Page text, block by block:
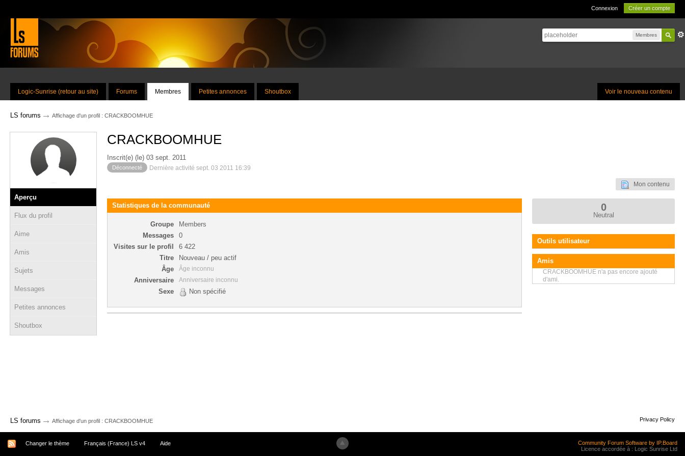
Connexion Créer un compte
Membres
Voir le nouveau contenu
Logic-Sunrise (retour au site) Forums Membres Petites annonces Shoutbox
LS forums → Affichage d'un profil : CRACKBOOMHUE
Aperçu
Flux du profil
Aime
Amis
Sujets
Messages
Petites annonces
Shoutbox
CRACKBOOMHUE
Inscrit(e) (le) 03 sept. 2011
Déconnecté Dernière activité sept. 03 2011 16:39
Mon contenu
Statistiques de la communauté
Groupe
Members
Messages
0
Visites sur le profil
6 422
Titre
Nouveau / peu actif
Âge
Âge inconnu
Anniversaire Anniversaire inconnu
Sexe Non spécifié
0
Neutral
Outils utilisateur
Amis
CRACKBOOMHUE n'a pas encore ajouté
d'ami.
LS forums → Affichage d'un profil : CRACKBOOMHUE Privacy Policy
Changer le thème Français (France) LS v4 Aide
Community Forum Software by IP.Board
Licence accordée à : Logic Sunrise Ltd